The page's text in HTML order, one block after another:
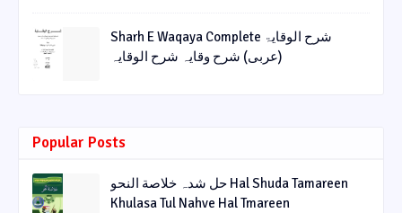
Sharh E Waqaya Complete شرح الوقایۃ
(عربی) شرح وقایہ شرح الوقایہ
Popular Posts
حل شدہ خلاصة النحو Hal Shuda Tamareen
Khulasa Tul Nahve Hal Tmareen